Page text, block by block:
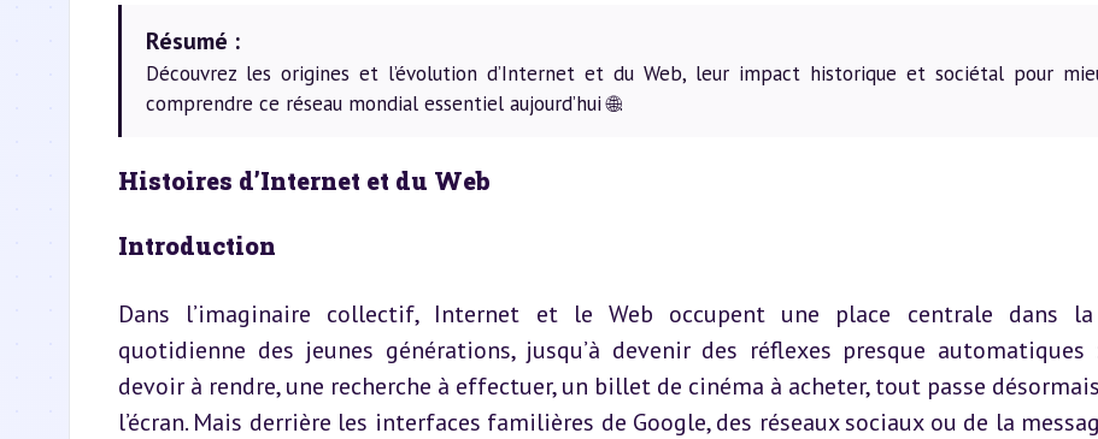
Résumé :
Découvrez les origines et l’évolution d’Internet et du Web, leur impact historique et sociétal pour
comprendre ce réseau mondial essentiel aujourd’hui 🌐.
Histoires d’Internet et du Web
Introduction
Dans l’imaginaire collectif, Internet et le Web occupent une place centrale dans
quotidienne des jeunes générations, jusqu’à devenir des réflexes presque automatiques
devoir à rendre, une recherche à effectuer, un billet de cinéma à acheter, tout passe
l’écran. Mais derrière les interfaces familières de Google, des réseaux sociaux ou de la